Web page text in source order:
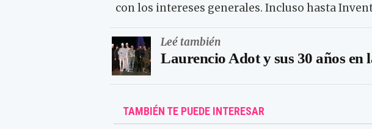
con los intereses generales. Incluso hasta
Leé también
Laurencio Adot y sus 30 años en
TAMBIÉN TE PUEDE INTERESAR